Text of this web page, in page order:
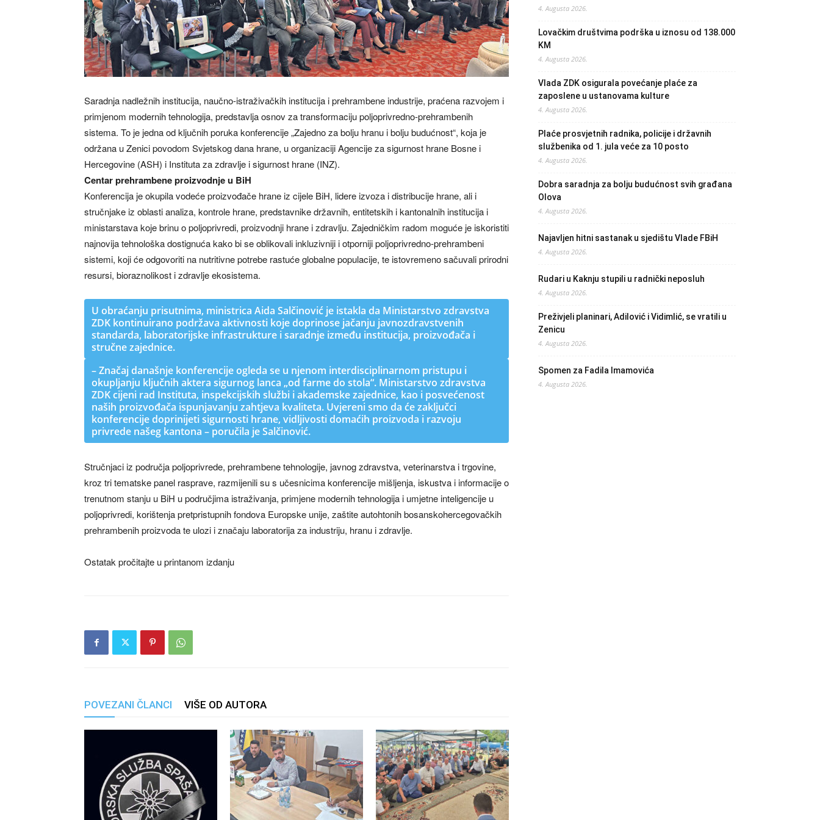
Saradnja nadležnih institucija, naučno-istraživačkih institucija i prehrambene industrije, praćena razvojem i
primjenom modernih tehnologija, predstavlja osnov za transformaciju poljoprivredno-prehrambenih
sistema. To je jedna od ključnih poruka konferencije „Zajedno za bolju hranu i bolju budućnost“, koja je
održana u Zenici povodom Svjetskog dana hrane, u organizaciji Agencije za sigurnost hrane Bosne i
Hercegovine (ASH) i Instituta za zdravlje i sigurnost hrane (INZ).
Centar prehrambene proizvodnje u BiH
Konferencija je okupila vodeće proizvođače hrane iz cijele BiH, lidere izvoza i distribucije hrane, ali i
stručnjake iz oblasti analiza, kontrole hrane, predstavnike državnih, entitetskih i kantonalnih institucija i
ministarstava koje brinu o poljoprivredi, proizvodnji hrane i zdravlju. Zajedničkim radom moguće je iskoristiti
najnovija tehnološka dostignuća kako bi se oblikovali inkluzivniji i otporniji poljoprivredno-prehrambeni
sistemi, koji će odgovoriti na nutritivne potrebe rastuće globalne populacije, te istovremeno sačuvali prirodni
resursi, bioraznolikost i zdravlje ekosistema.
U obraćanju prisutnima, ministrica Aida Salčinović je istakla da Ministarstvo zdravstva
ZDK kontinuirano podržava aktivnosti koje doprinose jačanju javnozdravstvenih
standarda, laboratorijske infrastrukture i saradnje između institucija, proizvođača i
stručne zajednice.
– Značaj današnje konferencije ogleda se u njenom interdisciplinarnom pristupu i
okupljanju ključnih aktera sigurnog lanca „od farme do stola“. Ministarstvo zdravstva
ZDK cijeni rad Instituta, inspekcijskih službi i akademske zajednice, kao i posvećenost
naših proizvođača ispunjavanju zahtjeva kvaliteta. Uvjereni smo da će zaključci
konferencije doprinijeti sigurnosti hrane, vidljivosti domaćih proizvoda i razvoju
privrede našeg kantona – poručila je Salčinović.
Stručnjaci iz područja poljoprivrede, prehrambene tehnologije, javnog zdravstva, veterinarstva i trgovine,
kroz tri tematske panel rasprave, razmijenili su s učesnicima konferencije mišljenja, iskustva i informacije o
trenutnom stanju u BiH u područjima istraživanja, primjene modernih tehnologija i umjetne inteligencije u
poljoprivredi, korištenja pretpristupnih fondova Europske unije, zaštite autohtonih bosanskohercegovačkih
prehrambenih proizvoda te ulozi i značaju laboratorija za industriju, hranu i zdravlje.
Ostatak pročitajte u printanom izdanju
POVEZANI ČLANCI VIŠE OD AUTORA
4. Augusta 2026.
Lovačkim društvima podrška u iznosu od 138.000
KM
4. Augusta 2026.
Vlada ZDK osigurala povećanje plaće za
zaposlene u ustanovama kulture
4. Augusta 2026.
Plaće prosvjetnih radnika, policije i državnih
službenika od 1. jula veće za 10 posto
4. Augusta 2026.
Dobra saradnja za bolju budućnost svih građana
Olova
4. Augusta 2026.
Najavljen hitni sastanak u sjedištu Vlade FBiH
4. Augusta 2026.
Rudari u Kaknju stupili u radnički neposluh
4. Augusta 2026.
Preživjeli planinari, Adilović i Vidimlić, se vratili u
Zenicu
4. Augusta 2026.
Spomen za Fadila Imamovića
4. Augusta 2026.